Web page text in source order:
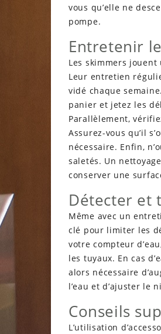
vous qu’elle ne
pompe.
Entretenir
Les skimmers
Leur entretien
vidé chaque
panier et jetez les
Parallèlement,
Assurez-vous qu’il
nécessaire. Enfin,
saletés. Un
conserver une
Détecter et
Même avec un
clé pour limiter les
votre compteur
les tuyaux. En cas
alors nécessaire
l’eau et d’ajuster
Conseils
L’utilisation